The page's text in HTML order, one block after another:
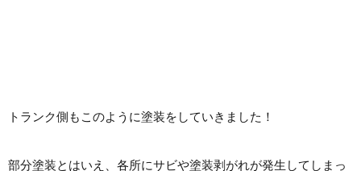
トランク側もこのように塗装をしていきました！
部分塗装とはいえ、各所にサビや塗装剥がれが発生してしまっ